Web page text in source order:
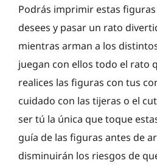
Podrás imprimir estas figuras
desees y pasar un rato
mientras arman a los
juegan con ellos todo el rato
realices las figuras con tus
cuidado con las tijeras o el
ser tú la única que toque
guía de las figuras antes de
disminuirán los riesgos de